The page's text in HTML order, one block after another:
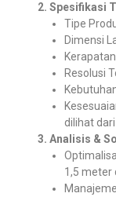
2. Spesifikasi
Tipe
Dimensi
Resolusi
dilihat
3. Analisis &
1,5 meter